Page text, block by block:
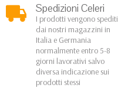
Spedizioni Celeri
I prodotti vengono spediti
dai nostri magazzini in
Italia e Germania
normalmente entro 5-8
giorni lavorativi salvo
diversa indicazione sui
prodotti stessi